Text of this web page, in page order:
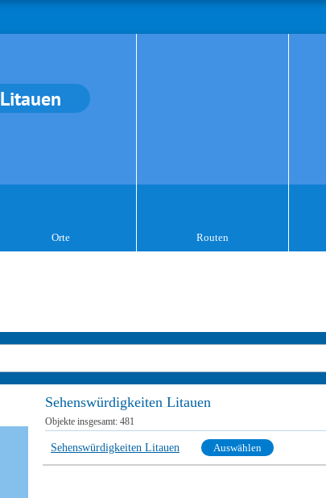
Litauen
Orte Routen
Sehenswürdigkeiten Litauen
Objekte insgesamt: 481
Sehenswürdigkeiten Litauen Auswählen